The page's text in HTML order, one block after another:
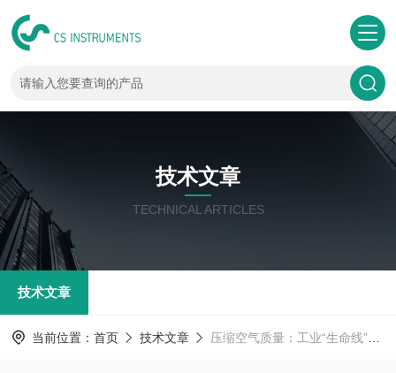
技术文章
TECHNICAL ARTICLES
技术文章
当前位置： 首页 技术文章 压缩空气质量：工业“生命线”的精密守护